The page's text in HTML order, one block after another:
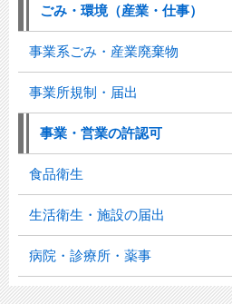
ごみ・環境（産業・仕事）
事業系ごみ・産業廃棄物
事業所規制・届出
事業・営業の許認可
食品衛生
生活衛生・施設の届出
病院・診療所・薬事